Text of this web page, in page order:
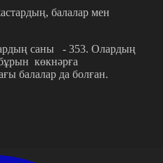
балалар мен
саны - 353. Олардың
көкнәрға
балалар да болған.